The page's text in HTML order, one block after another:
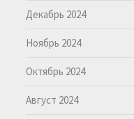
Декабрь 2024
Ноябрь 2024
Октябрь 2024
Август 2024